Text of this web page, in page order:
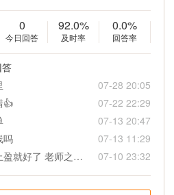
0
今日回答
92.0%
及时率
0.0%
回答率
07-28 20:05
👍
07-22 22:29
07-13 20:47
吗
07-13 11:29
提前设个止盈就好了 老师之后给单可以先给个止盈 特别是美盘 真是来不及
07-10 23:32